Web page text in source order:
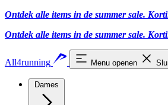
Ontdek alle items in de summer sale.
Ontdek alle items in de summer sale.
All4running Menu openen
Dames